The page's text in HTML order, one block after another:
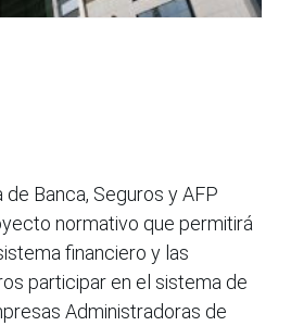
Banca, Seguros y AFP
normativo que permitirá
financiero y las
participar en el sistema de
Administradoras de